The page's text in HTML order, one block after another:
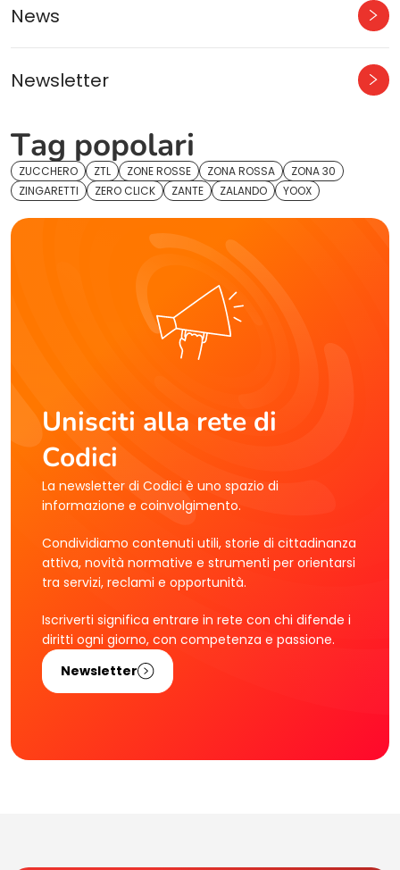
News
Newsletter
Tag popolari
ZUCCHERO ZTL ZONE ROSSE ZONA ROSSA
ZONA 30
ZINGARETTI
ZERO CLICK ZANTE ZALANDO YOOX
Unisciti alla rete di
Codici
La newsletter di Codici è uno spazio di
informazione e coinvolgimento.
Condividiamo contenuti utili, storie di cittadinanza
attiva, novità normative e strumenti per orientarsi
tra servizi, reclami e opportunità.
Iscriverti significa entrare in rete con chi difende i
diritti ogni giorno, con competenza e passione.
Newsletter